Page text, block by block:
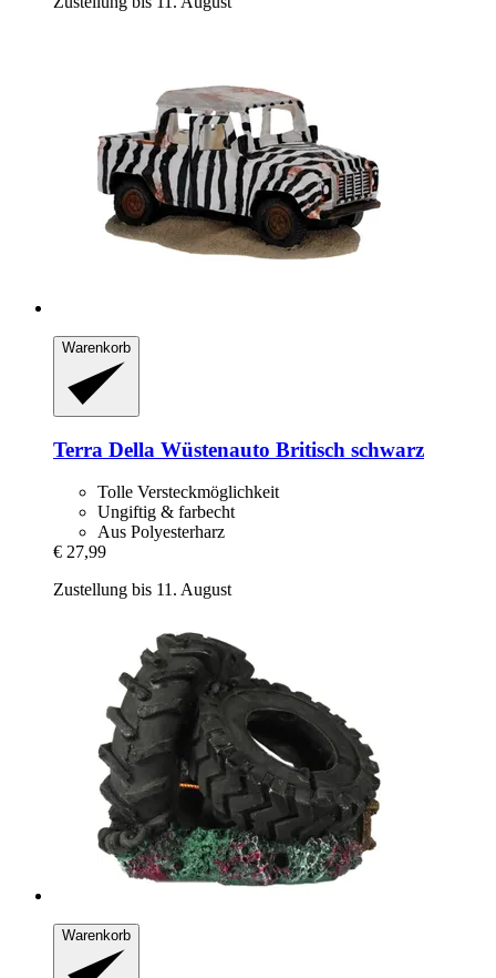
Warenkorb
Terra Della Wüstenauto Britisch schwarz
Tolle Versteckmöglichkeit
Ungiftig & farbecht
Aus Polyesterharz
€ 27,99
Zustellung bis 11. August
Warenkorb